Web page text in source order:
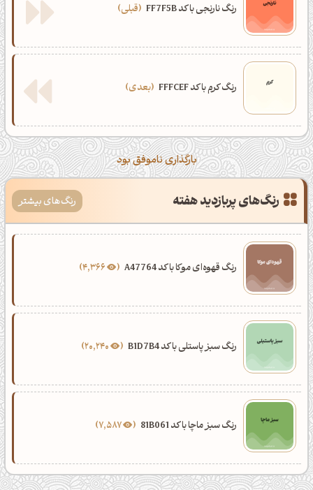
رنگ نارنجی با کد FF7F5B قبلی
رنگ کرم با کد FFFCEF بعدی
بارگذاری ناموفق بود
رنگ‌های پربازدید هفته رنگ‌های بیشتر
رنگ قهوه‌ای موکا با کد A47764
رنگ سبز پاستلی با کد B1D7B4
رنگ سبز ماچا با کد 81B061 7,587